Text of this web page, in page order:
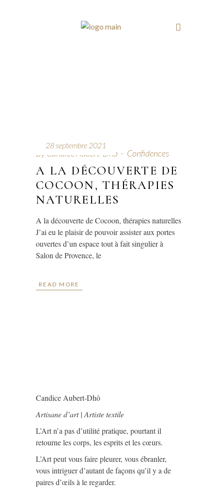
28 septembre 2021
By Candice Aubert-Dho Confidences
A LA DÉCOUVERTE DE
COCOON, THÉRAPIES
NATURELLES
A la découverte de Cocoon, thérapies naturelles
J’ai eu le plaisir de pouvoir assister aux portes
ouvertes d’un espace tout à fait singulier à
Salon de Provence, le
READ MORE
Candice Aubert-Dhô
Artisane d’art | Artiste textile
L’Art n’a pas d’utilité pratique, pourtant il
retourne les corps, les esprits et les cœurs.
L’Art peut vous faire pleurer, vous ébranler,
vous intriguer d’autant de façons qu’il y a de
paires d’œils à le regarder.